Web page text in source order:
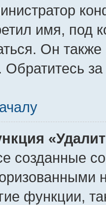
имя, под
Он
Обратитесь
созданные
функции,